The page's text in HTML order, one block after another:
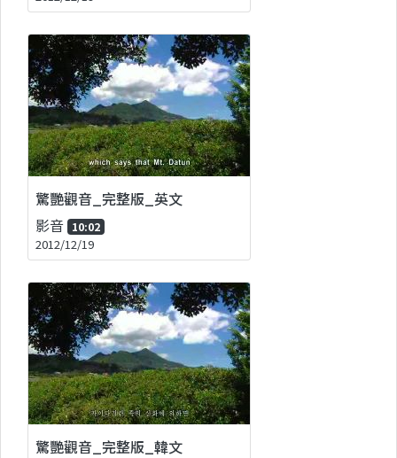
驚艷觀音_完整版_英文
影音 10:02
2012/12/19
驚艷觀音_完整版_韓文